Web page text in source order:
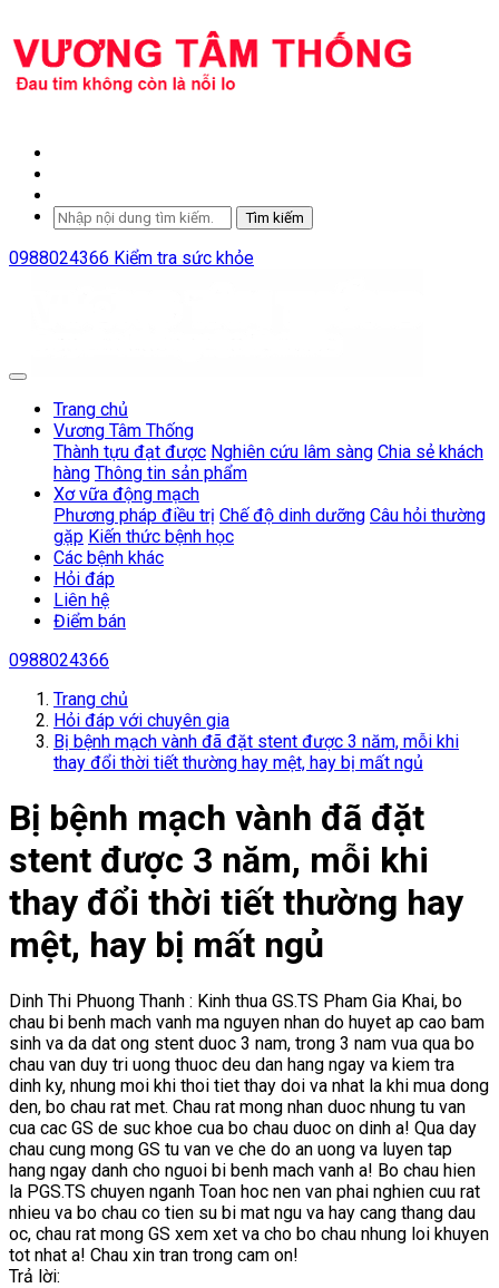
Tìm kiếm
0988024366 Kiểm tra sức khỏe
Trang chủ
Vương Tâm Thống
Thành tựu đạt được Nghiên cứu lâm sàng Chia sẻ khách
hàng Thông tin sản phẩm
Xơ vữa động mạch
Phương pháp điều trị Chế độ dinh dưỡng Câu hỏi thường
gặp Kiến thức bệnh học
Các bệnh khác
Hỏi đáp
Liên hệ
Điểm bán
0988024366
Trang chủ
Hỏi đáp với chuyên gia
Bị bệnh mạch vành đã đặt stent được 3 năm, mỗi khi
thay đổi thời tiết thường hay mệt, hay bị mất ngủ
Bị bệnh mạch vành đã đặt
stent được 3 năm, mỗi khi
thay đổi thời tiết thường hay
mệt, hay bị mất ngủ
Dinh Thi Phuong Thanh : Kinh thua GS.TS Pham Gia Khai, bo
chau bi benh mach vanh ma nguyen nhan do huyet ap cao bam
sinh va da dat ong stent duoc 3 nam, trong 3 nam vua qua bo
chau van duy tri uong thuoc deu dan hang ngay va kiem tra
dinh ky, nhung moi khi thoi tiet thay doi va nhat la khi mua dong
den, bo chau rat met. Chau rat mong nhan duoc nhung tu van
cua cac GS de suc khoe cua bo chau duoc on dinh a! Qua day
chau cung mong GS tu van ve che do an uong va luyen tap
hang ngay danh cho nguoi bi benh mach vanh a! Bo chau hien
la PGS.TS chuyen nganh Toan hoc nen van phai nghien cuu rat
nhieu va bo chau co tien su bi mat ngu va hay cang thang dau
oc, chau rat mong GS xem xet va cho bo chau nhung loi khuyen
tot nhat a! Chau xin tran trong cam on!
Trả lời: